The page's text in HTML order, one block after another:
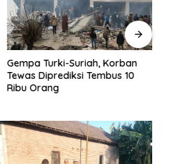
Menlu: ASEAN Regional Forum
(ARF), Ancaman Non-
Tradisional Jangan Dilupakan